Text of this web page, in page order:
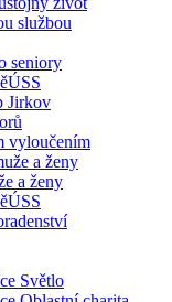
službou
seniory
Jirkov
vyloučením
a ženy
a ženy
Světlo